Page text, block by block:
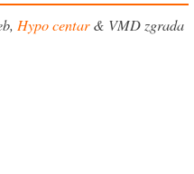
Hypo centar& VMD zgrada